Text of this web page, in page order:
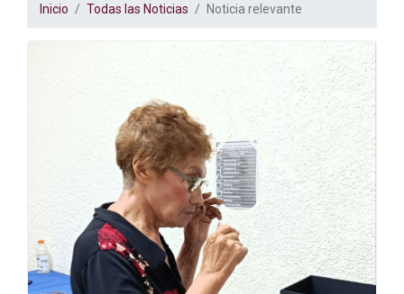
Inicio Todas las Noticias Noticia relevante